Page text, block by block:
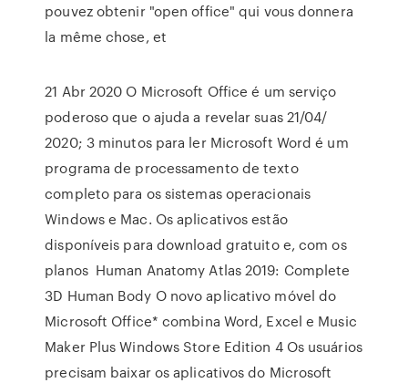
pouvez obtenir "open office" qui vous donnera
la même chose, et
21 Abr 2020 O Microsoft Office é um serviço
poderoso que o ajuda a revelar suas 21/04/
2020; 3 minutos para ler Microsoft Word é um
programa de processamento de texto
completo para os sistemas operacionais
Windows e Mac. Os aplicativos estão
disponíveis para download gratuito e, com os
planos Human Anatomy Atlas 2019: Complete
3D Human Body O novo aplicativo móvel do
Microsoft Office* combina Word, Excel e Music
Maker Plus Windows Store Edition 4 Os usuários
precisam baixar os aplicativos do Microsoft